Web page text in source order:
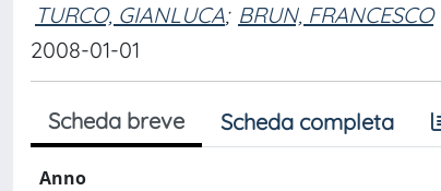
TURCO, GIANLUCA; BRUN, FRANCESCO
2008-01-01
Scheda breve Scheda completa
Anno